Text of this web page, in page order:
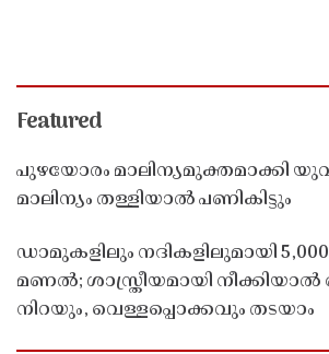
Featured
പുഴയോരം മാലിന്യമുക്തമാക്കി
മാലിന്യം തള്ളിയാൽ പണികിട്ടും
ഡാമുകളിലും നദികളിലുമായി
മണൽ; ശാസ്ത്രീയമായി
നിറയും, വെള്ളപ്പൊക്കവും തടയാം